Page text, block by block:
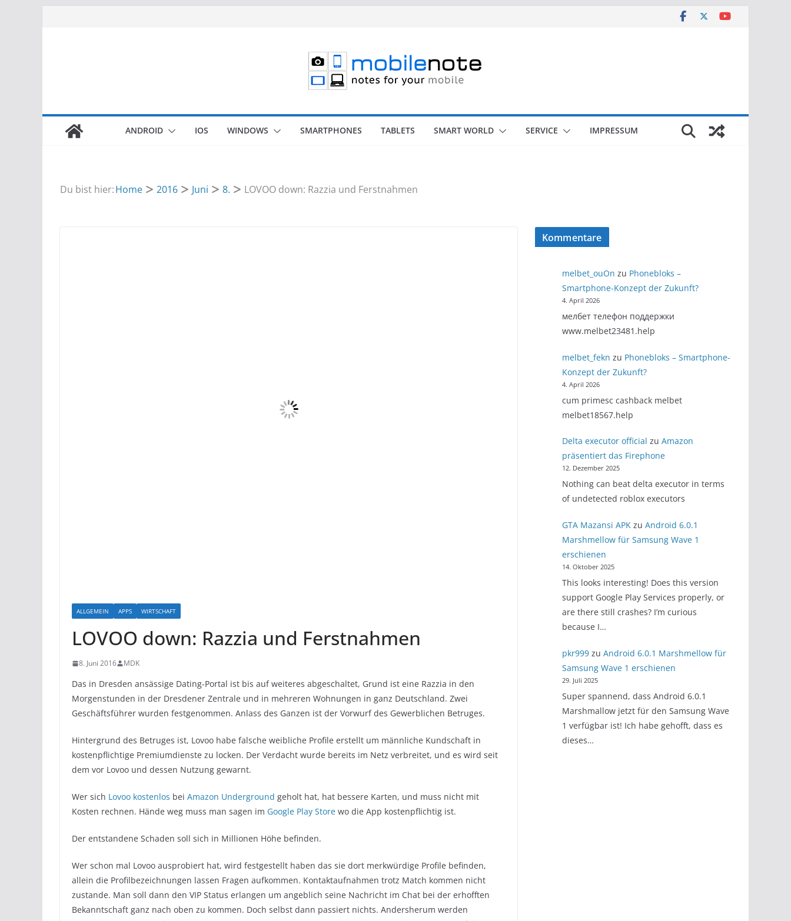
ANDROID IOS WINDOWS SMARTPHONES TABLETS SMART WORLD SERVICE IMPRESSUM
Du bist hier:Home 2016 Juni 8. LOVOO down: Razzia und Ferstnahmen
ALLGEMEIN APPS WIRTSCHAFT
LOVOO down: Razzia und Ferstnahmen
8. Juni 2016 MDK
Das in Dresden ansässige Dating-Portal ist bis auf weiteres abgeschaltet, Grund ist eine Razzia in den
Morgenstunden in der Dresdener Zentrale und in mehreren Wohnungen in ganz Deutschland. Zwei
Geschäftsführer wurden festgenommen. Anlass des Ganzen ist der Vorwurf des Gewerblichen Betruges.
Hintergrund des Betruges ist, Lovoo habe falsche weibliche Profile erstellt um männliche Kundschaft in
kostenpflichtige Premiumdienste zu locken. Der Verdacht wurde bereits im Netz verbreitet, und es wird seit
dem vor Lovoo und dessen Nutzung gewarnt.
Wer sich Lovoo kostenlos bei Amazon Underground geholt hat, hat bessere Karten, und muss nicht mit
Kosten rechnen. Hände weg muss man sagen im Google Play Store wo die App kostenpflichtig ist.
Der entstandene Schaden soll sich in Millionen Höhe befinden.
Wer schon mal Lovoo ausprobiert hat, wird festgestellt haben das sie dort merkwürdige Profile befinden,
allein die Profilbezeichnungen lassen Fragen aufkommen. Kontaktaufnahmen trotz Match kommen nicht
zustande. Man soll dann den VIP Status erlangen um angeblich seine Nachricht im Chat bei der erhofften
Bekanntschaft ganz nach oben zu kommen. Doch selbst dann passiert nichts. Andersherum werden
Kommentare
melbet_ouOn zu Phonebloks –
Smartphone-Konzept der Zukunft?
4. April 2026
мелбет телефон поддержки
www.melbet23481.help
melbet_fekn zu Phonebloks – Smartphone-
Konzept der Zukunft?
4. April 2026
cum primesc cashback melbet
melbet18567.help
Delta executor official zu Amazon
präsentiert das Firephone
12. Dezember 2025
Nothing can beat delta executor in terms
of undetected roblox executors
GTA Mazansi APKzu Android 6.0.1
Marshmellow für Samsung Wave 1
erschienen
14. Oktober 2025
This looks interesting! Does this version
support Google Play Services properly, or
are there still crashes? I’m curious
because I…
pkr999zu Android 6.0.1 Marshmellow für
Samsung Wave 1 erschienen
29. Juli 2025
Super spannend, dass Android 6.0.1
Marshmallow jetzt für den Samsung Wave
1 verfügbar ist! Ich habe gehofft, dass es
dieses…